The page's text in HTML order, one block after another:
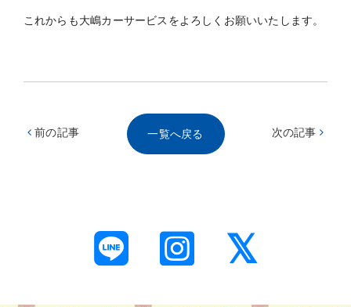
これからも大嶋カーサービスをよろしくお願いいたします。
一覧へ戻る
前の記事 次の記事